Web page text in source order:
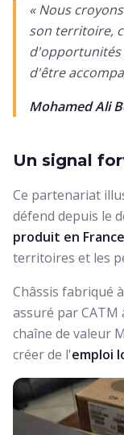
« Nous
son territoire,
d'opportunités
d'être
Mohamed Ali
Un signal
Ce partenariat
défend depuis le
produit en France
territoires et les
Châssis fabriqué à
assuré par CATM
chaîne de valeur
créer de l'emploi